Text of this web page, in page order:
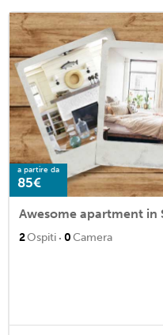
a partire da
85€
Awesome apartment in
2Ospiti · 0Camera